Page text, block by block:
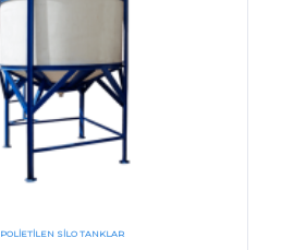
POLIETILEN SILO TANKLAR